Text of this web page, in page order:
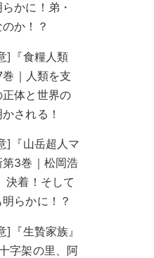
かに！弟・
か！？
]『食糧人類
｜人類を支
体と世界の
される！
]『山岳超人マ
3巻｜松岡浩
決着！そして
らかに！？
]『生贄家族』
字架の里、阿